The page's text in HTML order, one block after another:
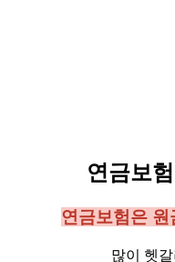
연금보
연금보험은
많이 헷